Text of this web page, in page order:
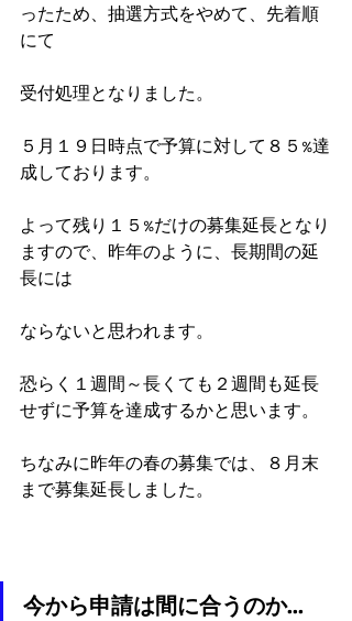
ったため、抽選方式をやめて、先着順
にて
受付処理となりました。
５月１９日時点で予算に対して８５%達
成しております。
よって残り１５%だけの募集延長となり
ますので、昨年のように、長期間の延
長には
ならないと思われます。
恐らく１週間～長くても２週間も延長
せずに予算を達成するかと思います。
ちなみに昨年の春の募集では、８月末
まで募集延長しました。
今から申請は間に合うのか…